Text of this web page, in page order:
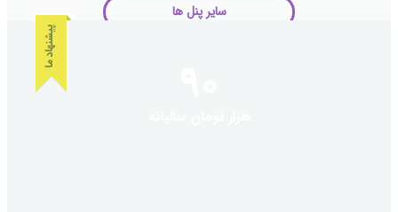
سایر پنل ها